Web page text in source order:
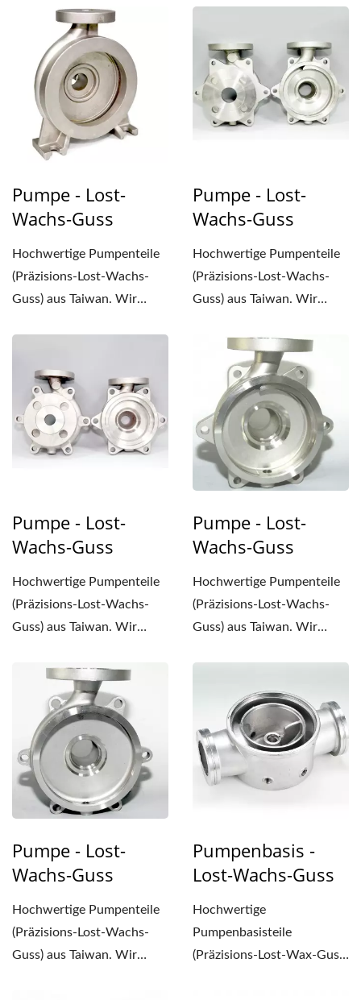
Pumpe - Lost-
Wachs-Guss
Hochwertige Pumpenteile
(Präzisions-Lost-Wachs-
Guss) aus Taiwan. Wir
Pumpe - Lost-
Wachs-Guss
Hochwertige Pumpenteile
(Präzisions-Lost-Wachs-
Guss) aus Taiwan. Wir
Pumpe - Lost-
Wachs-Guss
Hochwertige Pumpenteile
(Präzisions-Lost-Wachs-
Guss) aus Taiwan. Wir
Wachs-Guss...
Pumpe - Lost-
Wachs-Guss
Hochwertige Pumpenteile
(Präzisions-Lost-Wachs-
Guss) aus Taiwan. Wir
Pumpe - Lost-
Wachs-Guss
Hochwertige Pumpenteile
(Präzisions-Lost-Wachs-
Guss) aus Taiwan. Wir
Pumpenbasis -
Lost-Wachs-Guss
Hochwertige
Pumpenbasisteile
(Präzisions-Lost-Wax-Guss)